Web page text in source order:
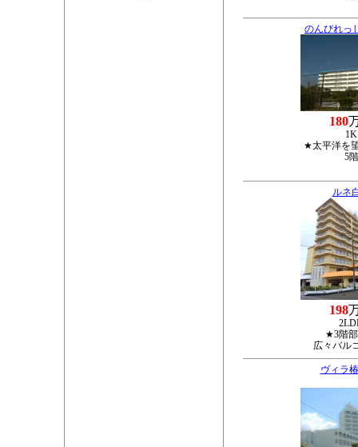
のんびれっ
180
1K
★太平洋を
5階
ルネ
198
★3階
広々バル
ヴィラ